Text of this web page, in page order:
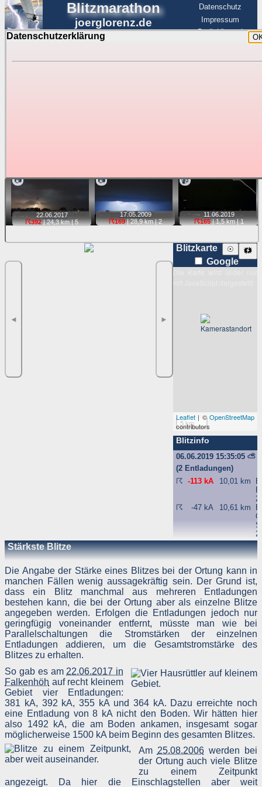
Datenschutzerklärung
Blitzmarathon
joerglorenz.de
Datenschutz
Impressum
BerlinHimmel
Blitzmarathon
Luftfahrt
📷
22.06. 2017
☈392| 24,3 km |5
📷
17.05. 2009
☈169| 28,9 km |2
📹
11.06.2019
☈165| 1,5 km |1
◄ ►
Blitzkarte 🗱
☉
Google
5 km
Leaflet | ©OpenStreetMap
contributors
Blitzinfo
06.06.2019 15:35:05⛅
(2 Entladungen)
☈
-113 kA 10,01 km
☈
-47 kA 10,61 km
Stärkste Blitze
Die Angabe der Stärke eines Blitzes bei der Ortung kann in
manchen Fällen wenig aussagekräftig sein. Der Grund ist,
dass ein Blitz manchmal aus mehreren Entladungen
bestehen kann, die bei der Ortung aber als einzelne Blitze
angegeben werden. Erfolgen die Entladungen jedoch nur
geringfügig voneinander entfernt, müsste man wie bei
Parallelschaltungen die Stromstärken der einzelnen
Entladungen addieren, um die Gesamtstromstärke des
Blitzes zu erhalten.
So gab es am 22.06.2017 in
Falkenhöh auf recht kleinem
Gebiet vier Entladungen:
381 kA, 392 kA, 355 kA und 364 kA. Dazu erreichte noch
eine Entladung von 8 kA nicht den Boden. Wir hätten hier
also 1492 kA, die am Boden ankamen, insgesamt sogar
möglicherweise 1500 kA beim Beginn des gesamten Blitzes.
Am 25.08.2006werden bei
der Ortung auch viele Blitze
zu einem Zeitpunkt
angezeigt. Da hier die Einschlagstellen aber weit